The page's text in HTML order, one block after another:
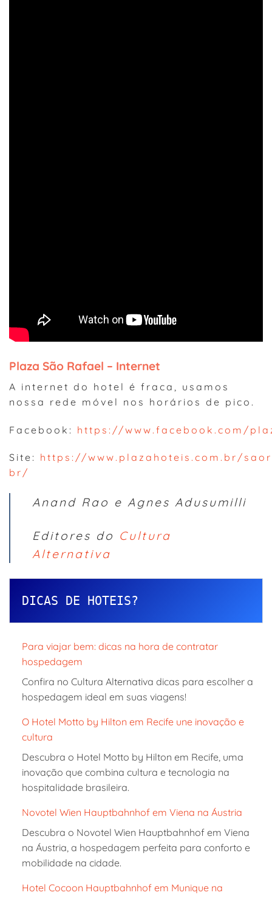
Plaza São Rafael – Internet
A internet do hotel é fraca, usamos
nossa rede móvel nos horários de pico.
Facebook: https://www.facebook.com/
Site: https://www.plazahoteis.com.br/
br/
Anand Rao e Agnes Adusumilli
Editores do Cultura
Alternativa
DICAS DE HOTEIS?
Para viajar bem: dicas na hora de contratar
hospedagem
Confira no Cultura Alternativa dicas para escolher a
hospedagem ideal em suas viagens!
O Hotel Motto by Hilton em Recife une inovação e
cultura
Descubra o Hotel Motto by Hilton em Recife, uma
inovação que combina cultura e tecnologia na
hospitalidade brasileira.
Novotel Wien Hauptbahnhof em Viena na Áustria
Descubra o Novotel Wien Hauptbahnhof em Viena
na Áustria, a hospedagem perfeita para conforto e
mobilidade na cidade.
Hotel Cocoon Hauptbahnhof em Munique na